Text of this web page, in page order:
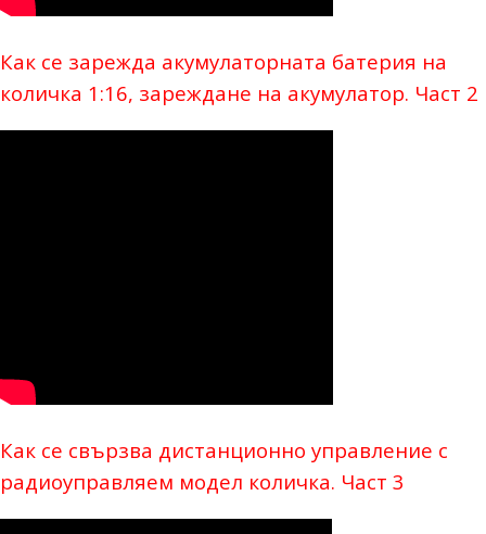
Как се зарежда акумулаторната батерия на
количка 1:16, зареждане на акумулатор. Част 2
Как се свързва дистанционно управление с
радиоуправляем модел количка. Част 3